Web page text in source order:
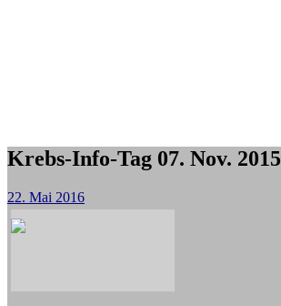
Krebs-Info-Tag 07. Nov. 2015
22. Mai 2016